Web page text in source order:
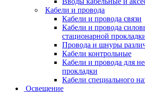
Кабели и провода
Кабели и провода связи
Кабели и провода
стационарной
Провода и шнуры
Кабели контрольные
Кабели и провода для
прокладки
Кабели специального
Освещение